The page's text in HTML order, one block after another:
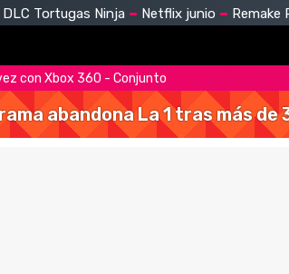
DLC Tortugas Ninja Netflix junio Remake
con Xbox 360 - Conjunto
abandona La 1 tras más de